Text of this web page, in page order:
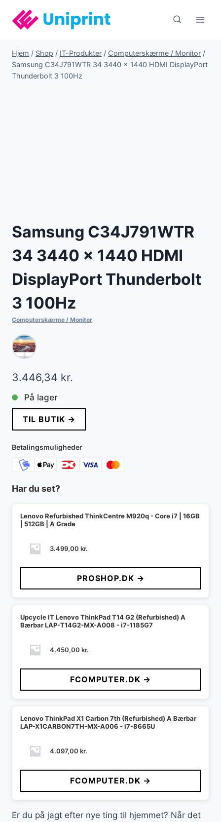
indhold
Hjem / Shop / IT-Produkter / Computerskærme / Monitor /
Samsung C34J791WTR 34 3440 x 1440 HDMI DisplayPort
Thunderbolt 3 100Hz
Samsung C34J791WTR
34 3440 x 1440 HDMI
DisplayPort Thunderbolt
3 100Hz
Computerskærme / Monitor
3.446,34 kr.
På lager
TIL BUTIK →
Betalingsmuligheder
Har du set?
Lenovo Refurbished ThinkCentre M920q - Core i7 | 16GB
| 512GB | A Grade
3.499,00 kr.
PROSHOP.DK →
Upcycle IT Lenovo ThinkPad T14 G2 (Refurbished) A
Bærbar LAP-T14G2-MX-A008 - i7-1185G7
4.450,00 kr.
FCOMPUTER.DK →
Lenovo ThinkPad X1 Carbon 7th (Refurbished) A Bærbar
LAP-X1CARBON7TH-MX-A006 - i7-8665U
4.097,00 kr.
FCOMPUTER.DK →
Er du på jagt efter nye ting til hjemmet? Når det